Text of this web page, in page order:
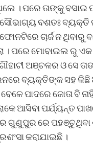
। ପରେ ତାଙ୍କୁ ବସାଇ
ବଶତଃ ବ୍ୟକ୍ତି
ଚାର୍ଜ ନ ଥିବାରୁ
। ପରେ ମୋବାଇଲ ରୁ
ଅଞ୍ଚଳର ଓ ସେ
ବ୍ୟକ୍ତିଙ୍କ ସହ କିଛି
ପାଦରେ ଜୋତା ବି
ଆସିବା ପର୍ଯ୍ୟନ୍ତ
ଗୁଣୁପୁର ରେ ପହଞ୍ଚୁଥିବା
କରାଯାଇଛି ।